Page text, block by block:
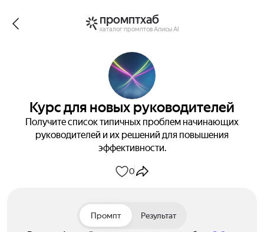
промптхаб
каталог промптов Алисы AI
Курс для новых руководителей
Получите список типичных проблем начинающих
руководителей и их решений для повышения
эффективности.
0
Промпт Результат